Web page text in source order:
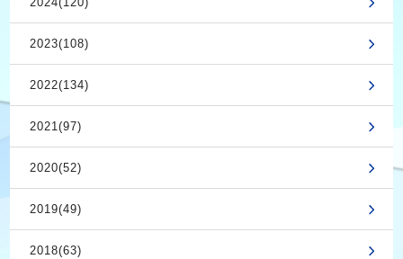
2023(108)
2022(134)
2021(97)
2020(52)
2019(49)
2018(63)